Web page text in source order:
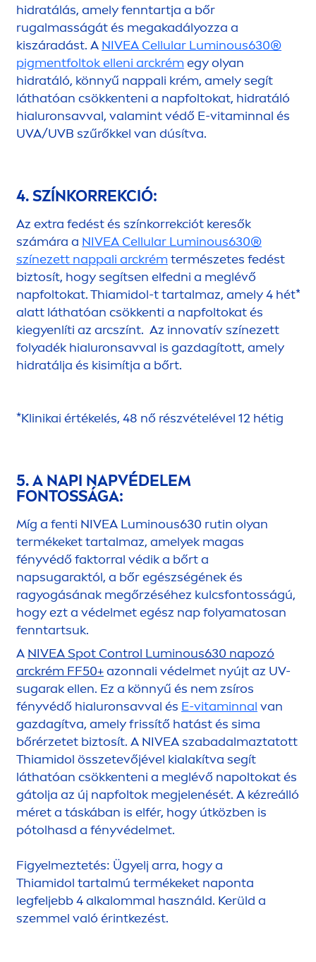
hidratálás, amely fenntartja a bőr
rugalmasságát és megakadályozza a
kiszáradást. A NIVEA Cellular Luminous630®
pigmentfoltok elleni arckrém egy olyan
hidratáló, könnyű nappali krém, amely segít
láthatóan csökkenteni a napfoltokat, hidratáló
hialuronsavval, valamint védő E-vitaminnal és
UVA/UVB szűrőkkel van dúsítva.
4. SZÍNKORREKCIÓ:
Az extra fedést és színkorrekciót keresők
számára a NIVEA Cellular Luminous630®
színezett nappali arckrém természetes fedést
biztosít, hogy segítsen elfedni a meglévő
napfoltokat. Thiamidol-t tartalmaz, amely 4 hét*
alatt láthatóan csökkenti a napfoltokat és
kiegyenlíti az arcszínt. Az innovatív színezett
folyadék hialuronsavval is gazdagított, amely
hidratálja és kisimítja a bőrt.
*Klinikai értékelés, 48 nő részvételével 12 hétig
5. A NAPI NAPVÉDELEM
FONTOSSÁGA:
Míg a fenti NIVEA Luminous630 rutin olyan
termékeket tartalmaz, amelyek magas
fényvédő faktorral védik a bőrt a
napsugaraktól, a bőr egészségének és
ragyogásának megőrzéséhez kulcsfontosságú,
hogy ezt a védelmet egész nap folyamatosan
fenntartsuk.
A NIVEASpot Control Luminous630 napozó
arckrém FF50+azonnali védelmet nyújt az UV-
sugarak ellen. Ez a könnyű és nem zsíros
fényvédő hialuronsavval és E-vitaminnal van
gazdagítva, amely frissítő hatást és sima
bőrérzetet biztosít. A NIVEAszabadalmaztatott
Thiamidol összetevőjével kialakítva segít
láthatóan csökkenteni a meglévő napoltokat és
gátolja az új napfoltok megjelenését. A kézreálló
méret a táskában is elfér, hogy útközben is
pótolhasd a fényvédelmet.
Figyelmeztetés: Ügyelj arra, hogy a
Thiamidol tartalmú termékeket naponta
legfeljebb 4 alkalommal használd. Kerüld a
szemmel való érintkezést.